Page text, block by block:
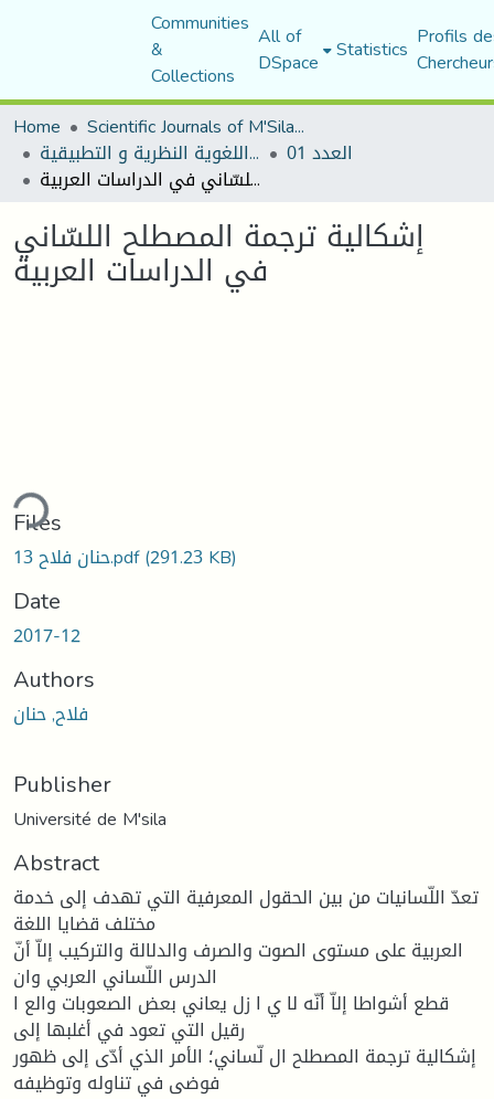
Communities
&
Collections
All of
DSpace Statistics Profils
Home
Scientific Journals of M'Sila University
مجلة المقرى للدراسات اللغوية النظرية و التطبيقية العدد 01
إشكالية ترجمة المصطلح اللسّاني في الدراسات العربية
إشكالية ترجمة المصطلح اللسّاني
في الدراسات العربية
Files
13 حنان فلاح.pdf(291.23 KB)
Date
2017-12
Authors
فلاح, حنان
Publisher
Université de M'sila
Abstract
تعدّ اللّسانيات من بين الحقول المعرفية التي تهدف إلى خدمة
مختلف قضايا اللغة
العربية على مستوى الصوت والصرف والدلالة والتركيب إلاّ أنّ
الدرس اللّساني العربي وان
قطع أشواطا إلاّ أنّه لا ي ا زل يعاني بعض الصعوبات والع ا
رقيل التي تعود في أغلبها إلى
إشكالية ترجمة المصطلح ال لّساني؛ الأمر الذي أدّى إلى ظهور
فوضى في تناوله وتوظيفه